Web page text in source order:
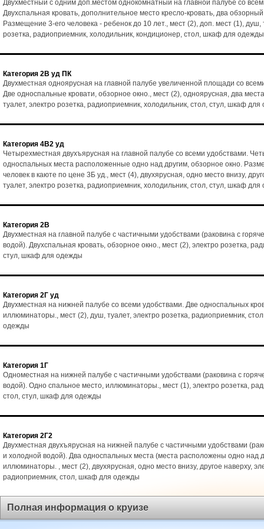
Двухместный с одним доп.местом однокомнатный на главной палубе со
Двухспальная кровать, дополнительное место кресло-кровать, два
Размещение 3-его человека - ребенок до 10 лет., мест (2), доп. мест (1), душ,
розетка, радиоприемник, холодильник, кондиционер, стол, шкаф для одежды
Категория 2В уд ПК
Двухместная одноярусная на главной палубе увеличенной площади со
Две односпальные кровати, обзорное окно., мест (2), одноярусная, два
туалет, электро розетка, радиоприемник, холодильник, стол, стул, шкаф
Категория 4В2 уд
Четырехместная двухъярусная на главной палубе со всеми удобствами.
односпальных места расположенные одно над другим, обзорное окно.
человек в каюте по цене 3Б уд., мест (4), двухярусная, одно место внизу,
туалет, электро розетка, радиоприемник, холодильник, стол, стул, шкаф
Категория 2В
Двухместная на главной палубе с частичными удобствами (раковина с
водой). Двухспальная кровать, обзорное окно., мест (2), электро розетка,
стул, шкаф для одежды
Категория 2Г уд
Двухместная на нижней палубе со всеми удобствами. Две односпальных
иллюминаторы., мест (2), душ, туалет, электро розетка, радиоприемник,
одежды
Категория 1Г
Одноместная на нижней палубе с частичными удобствами (раковина с
водой). Одно спальное место, иллюминаторы., мест (1), электро розетка,
стол, стул, шкаф для одежды
Категория 2Г2
Двухместная двухъярусная на нижней палубе с частичными удобствами
и холодной водой). Два односпальных места (места расположены одно над
иллюминаторы. , мест (2), двухярусная, одно место внизу, другое наверху,
радиоприемник, стол, шкаф для одежды
Полная информация о круизе